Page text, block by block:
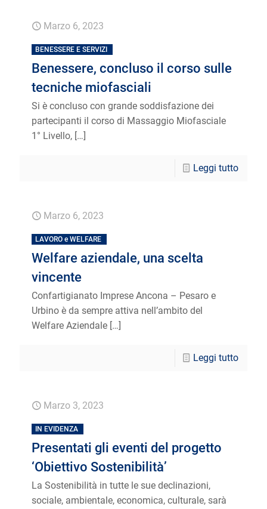
Marzo 6, 2023
BENESSERE E SERVIZI
Benessere, concluso il corso sulle
tecniche miofasciali
Si è concluso con grande soddisfazione dei
partecipanti il corso di Massaggio Miofasciale
1° Livello, […]
Leggi tutto
Marzo 6, 2023
LAVORO e WELFARE
Welfare aziendale, una scelta
vincente
Confartigianato Imprese Ancona – Pesaro e
Urbino è da sempre attiva nell’ambito del
Welfare Aziendale […]
Leggi tutto
Marzo 3, 2023
IN EVIDENZA
Presentati gli eventi del progetto
‘Obiettivo Sostenibilità’
La Sostenibilità in tutte le sue declinazioni,
sociale, ambientale, economica, culturale, sarà